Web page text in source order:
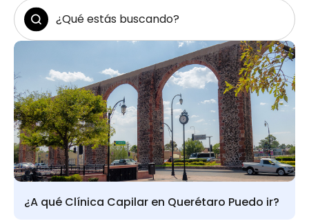
¿A qué Clínica Capilar en Querétaro Puedo ir?